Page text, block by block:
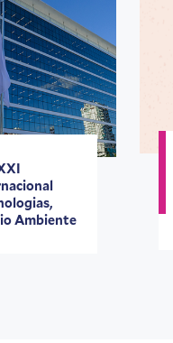
Ambiente